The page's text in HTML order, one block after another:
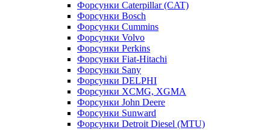
Форсунки Caterpillar (CAT)
Форсунки Bosch
Форсунки Cummins
Форсунки Volvo
Форсунки Perkins
Форсунки Fiat-Hitachi
Форсунки Sany
Форсунки DELPHI
Форсунки XCMG, XGMA
Форсунки John Deere
Форсунки Sunward
Форсунки Detroit Diesel (MTU)